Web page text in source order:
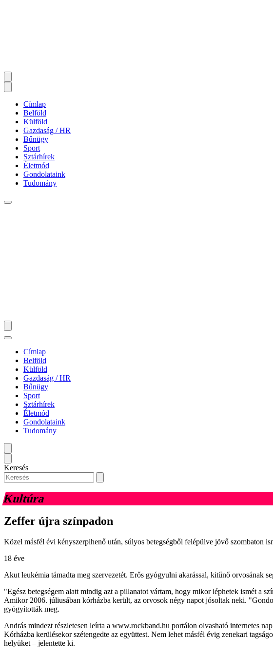
Címlap
Belföld
Külföld
Gazdaság / HR
Bűnügy
Sport
Sztárhírek
Életmód
Gondolataink
Tudomány
Címlap
Belföld
Külföld
Gazdaság / HR
Bűnügy
Sport
Sztárhírek
Életmód
Gondolataink
Tudomány
Keresés
Kultúra
Zeffer újra színpadon
Közel másfél évi kényszerpihenő után, súlyos betegségből felépülve jövő szombaton
18 éve
Akut leukémia támadta meg szervezetét. Erős gyógyulni akarással, kitűnő orvosának
"Egész betegségem alatt mindig azt a pillanatot vártam, hogy mikor léphetek ismét a
Amikor 2006. júliusában kórházba került, az orvosok négy napot jósoltak neki.
gyógyították meg.
András mindezt részletesen leírta a www.rockband.hu portálon olvasható internetes
Kórházba kerülésekor szétengedte az együttest. Nem lehet másfél évig zenekari
helyüket – jelentette ki.